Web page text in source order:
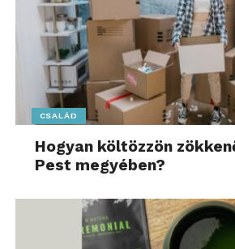
CSALÁD
Hogyan költözzön
Pest megyében?